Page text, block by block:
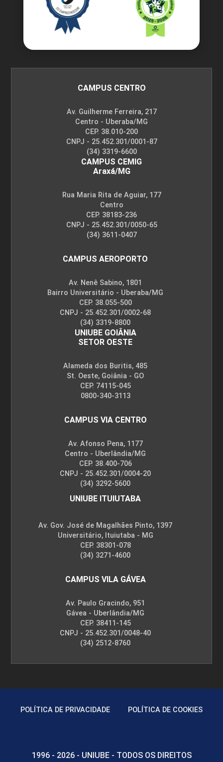
AGRONEGÓCIO
45
GESTÃO DE RECURSOS NATURAIS E
ENERGIAS RENOVÁVEIS
GESTÃO LOGÍSTICA E TECNOLÓGICA NA
CADEIA AGROINDUSTRIAL
GESTÃO SUSTENTÁVEL DO SOLO E ÁGUA
45
INFORMÁTICA APLICADA
INOVAÇÃO E EMPREENDEDORISMO NO
AGRONEGÓCIO
CAMPUS CENTRO
Av. Guilherme Ferreira, 217
Centro - Uberaba/MG
CEP. 38.010-200
CNPJ - 25.452.301/0001-87
(34) 3319-6600
CAMPUS CEMIG
Araxá/MG
Rua Maria Rita de Aguiar, 177
Centro
CEP. 38183-236
CNPJ - 25.452.301/0050-65
(34) 3611-0407
CAMPUS AEROPORTO
Av. Nenê Sabino, 1801
Bairro Universitário - Uberaba/MG
CEP. 38.055-500
CNPJ - 25.452.301/0002-68
(34) 3319-8800
UNIUBE GOIÂNIA
SETOR OESTE
Alameda dos Buritis, 485
St. Oeste, Goiânia - GO
CEP. 74115-045
0800-340-3113
CAMPUS VIA CENTRO
Av. Afonso Pena, 1177
Centro - Uberlândia/MG
CEP. 38.400-706
CNPJ - 25.452.301/0004-20
(34) 3292-5600
UNIUBE ITUIUTABA
Av. Gov. José de Magalhães Pinto, 1397
Universitário, Ituiutaba - MG
CEP. 38301-078
(34) 3271-4600
CAMPUS VILA GÁVEA
Av. Paulo Gracindo, 951
Gávea - Uberlândia/MG
CEP. 38411-145
CNPJ - 25.452.301/0048-40
(34) 2512-8760
POLÍTICA DE PRIVACIDADE POLÍTICA DE COOKIES
1996 - 2026 - UNIUBE - TODOS OS DIREITOS